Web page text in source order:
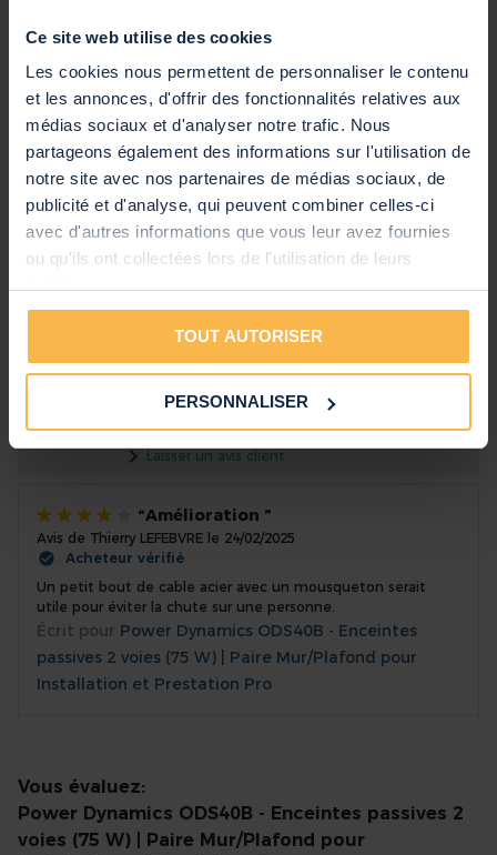
Ce site web utilise des cookies
Les cookies nous permettent de personnaliser le contenu
et les annonces, d'offrir des fonctionnalités relatives aux
médias sociaux et d'analyser notre trafic. Nous
partageons également des informations sur l'utilisation de
notre site avec nos partenaires de médias sociaux, de
publicité et d'analyse, qui peuvent combiner celles-ci
avec d'autres informations que vous leur avez fournies
ou qu'ils ont collectées lors de l'utilisation de leurs
TOUT AUTORISER
PERSONNALISER
Autres caractéristiques
Power Dynamics
SKU
100.015
Code EAN
8715693015348
Garantie
2 ans
Notice d'Utilisation
Français, Espagnol
Voir toutes les caractéristiques
Notice d'utilisation - SkyTec ODS40B - Enceintes 2
voies 75 Watts - Noir
Évaluation:
/10
(1)
Laisser un avis client
Vous évaluez:
Power Dynamics ODS40B - Enceintes passives 2
voies (75 W) | Paire Mur/Plafond pour
80%
Amélioration
Avis de Thierry LEFEBVRE le 24/02/2025
Acheteur vérifié
Un petit bout de cable acier avec un mousqueton serait
utile pour éviter la chute sur une personne.
Écrit pour Power Dynamics ODS40B - Enceintes
passives 2 voies (75 W) | Paire Mur/Plafond pour
Installation et Prestation Pro